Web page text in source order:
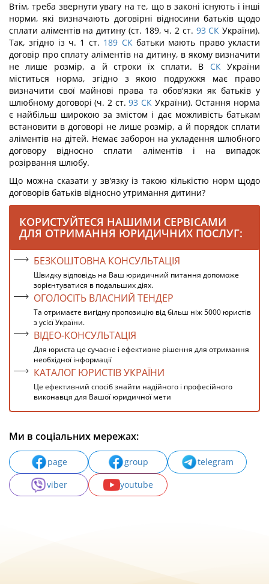
Втім, треба звернути увагу на те, що в законі існують і інші
норми, які визначають договірні відносини батьків щодо
сплати аліментів на дитину (ст. 189, ч. 2 ст. 93 СК України).
Так, згідно із ч. 1 ст. 189 СКбатьки мають право укласти
договір про сплату аліментів на дитину, в якому визначити
не лише розмір, а й строки їх сплати. В СКУкраїни
міститься норма, згідно з якою подружжя має право
визначити свої майнові права та обов'язки як батьків у
шлюбному договорі (ч. 2 ст. 93 СК України). Остання норма
є найбільш широкою за змістом і дає можливість батькам
встановити в договорі не лише розмір, а й порядок сплати
аліментів на дітей. Немає заборон на укладення шлюбного
договору відносно сплати аліментів і на випадок
розірвання шлюбу.
Що можна сказати у зв'язку із такою кількістю норм щодо
договорів батьків відносно утримання дитини?
КОРИСТУЙТЕСЯ НАШИМИ СЕРВІСАМИ
ДЛЯ ОТРИМАННЯ ЮРИДИЧНИХ ПОСЛУГ:
БЕЗКОШТОВНА КОНСУЛЬТАЦІЯ
Швидку відповідь на Ваш юридичний питання допоможе
зорієнтуватися в подальших діях.
ОГОЛОСІТЬ ВЛАСНИЙ ТЕНДЕР
Та отримаєте вигідну пропозицію від більш ніж 5000 юристів
з усієї України.
ВІДЕО-КОНСУЛЬТАЦІЯ
Для юриста це сучасне і ефективне рішення для отримання
необхідної інформації
КАТАЛОГ ЮРИСТІВ УКРАЇНИ
Це ефективний спосіб знайти надійного і професійного
виконавця для Вашої юридичної мети
Ми в соціальних мережах:
page group
telegram
viber
youtube